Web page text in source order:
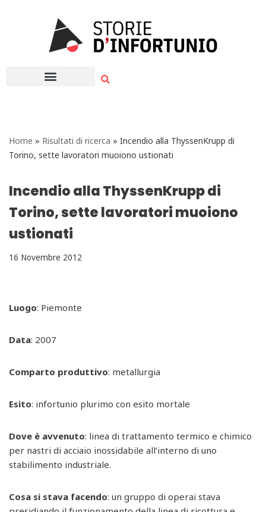
Home » Risultati di ricerca » Incendio alla ThyssenKrupp di
Torino, sette lavoratori muoiono ustionati
Incendio alla ThyssenKrupp di
Torino, sette lavoratori muoiono
ustionati
16 Novembre 2012
Luogo: Piemonte
Data: 2007
Comparto produttivo: metallurgia
Esito: infortunio plurimo con esito mortale
Dove è avvenuto: linea di trattamento termico e chimico
per nastri di acciaio inossidabile all’interno di uno
stabilimento industriale.
Cosa si stava facendo: un gruppo di operai stava